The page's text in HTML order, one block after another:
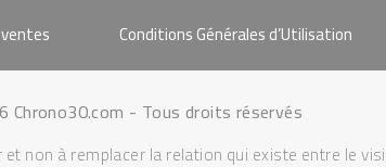
Conditions Générales d’Utilisation
Chrono30.com - Tous droits réservés
non à remplacer la relation qui existe entre le